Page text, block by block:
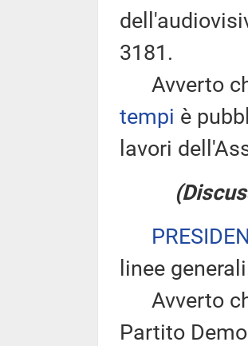
3181.
Avverto
tempi è
lavori
linee
Avverto
Partito